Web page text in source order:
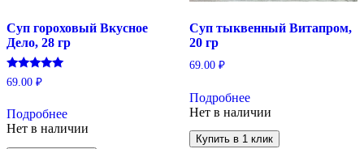
Суп гороховый Вкусное
Дело, 28 гр
Оценка
5.00
69.00 ₽
Подробнее
Нет в наличии
Суп тыквенный Витапром,
20 гр
69.00 ₽
Подробнее
Нет в наличии
Купить в 1 клик